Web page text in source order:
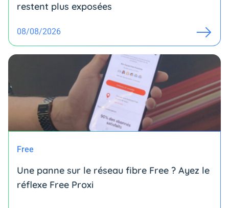
restent plus exposées
08/08/2026
Free
Une panne sur le réseau fibre Free ? Ayez le
réflexe Free Proxi